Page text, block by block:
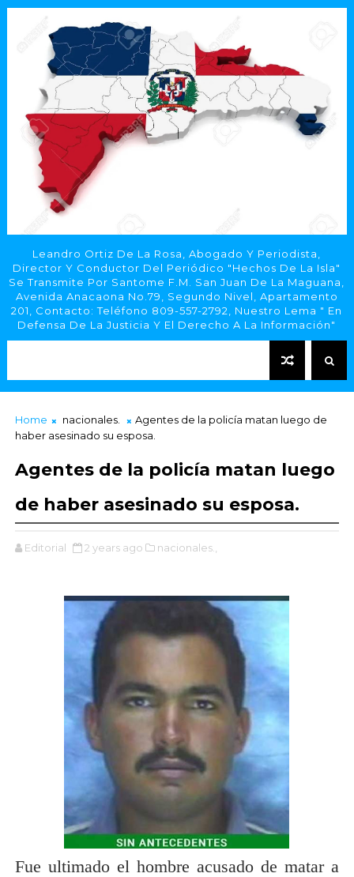
Leandro Ortiz De La Rosa, Abogado Y Periodista,
Director Y Conductor Del Periódico "Hechos De La Isla"
Se Transmite Por Santome F.M. San Juan De La Maguana,
Avenida Anacaona No.79, Segundo Nivel, Apartamento
201, Contacto: Teléfono 809-557-2792, Nuestro Lema " En
Defensa De La Justicia Y El Derecho A La Información"
Home nacionales.
Agentes de la policía matan luego de
haber asesinado su esposa.
Agentes de la policía matan luego
de haber asesinado su esposa.
Editorial 2 years ago nacionales.,
Fue ultimado el hombre acusado de matar a